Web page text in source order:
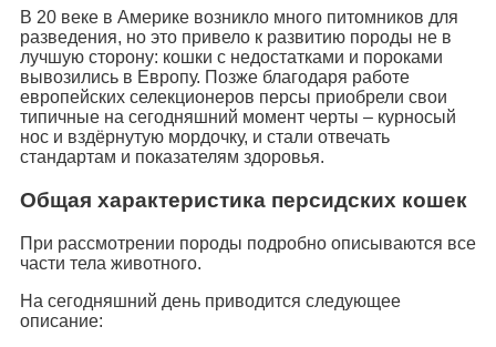
В 20 веке в Америке возникло много питомников для
разведения, но это привело к развитию породы не в
лучшую сторону: кошки с недостатками и пороками
вывозились в Европу. Позже благодаря работе
европейских селекционеров персы приобрели свои
типичные на сегодняшний момент черты – курносый
нос и вздёрнутую мордочку, и стали отвечать
стандартам и показателям здоровья.
Общая характеристика персидских кошек
При рассмотрении породы подробно описываются все
части тела животного.
На сегодняшний день приводится следующее
описание: